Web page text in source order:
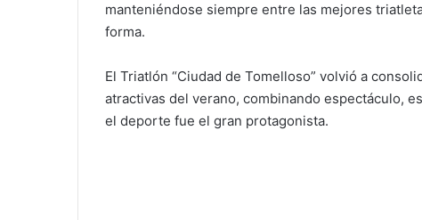
manteniéndose siempre entre las mejores
forma.
El Triatlón “Ciudad de Tomelloso” volvió a
atractivas del verano, combinando espectáculo,
el deporte fue el gran protagonista.